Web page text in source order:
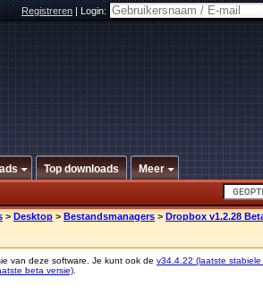
Registreren|Login:
Top downloads Meer
> Desktop > Bestandsmanagers > Dropbox v1.2.28
van deze software. Je kunt ook de v34.4.22 (laatste stabiele
beta versie)